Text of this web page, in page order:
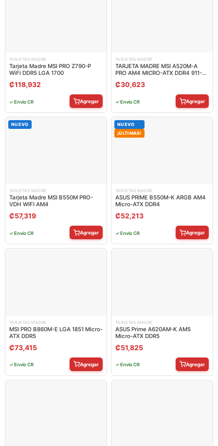
TARJETAS MADRE
Tarjeta Madre MSI PRO Z790-P
WiFi DDR5 LGA 1700
₡118,932
✓ Envío CR Agregar
TARJETAS MADRE
TARJETA MADRE MSI A520M-A
PRO AM4 MICRO-ATX DDR4 911-
7C96-034
₡30,623
✓ Envío CR Agregar
NUEVO
TARJETAS MADRE
Tarjeta Madre MSI B550M PRO-
VDH WIFI AM4
₡57,319
✓ Envío CR Agregar
NUEVO
¡ÚLTIMAS!
TARJETAS MADRE
ASUS PRIME B550M-K ARGB AM4
Micro-ATX DDR4
₡52,213
✓ Envío CR Agregar
TARJETAS MADRE
MSI PRO B860M-E LGA 1851 Micro-
ATX DDR5
₡73,415
✓ Envío CR Agregar
TARJETAS MADRE
ASUS Prime A620AM-K AM5
Micro-ATX DDR5
₡51,825
✓ Envío CR Agregar